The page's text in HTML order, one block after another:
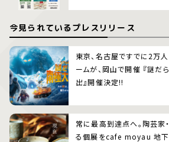
今見られているプレスリリース
東京、名古屋ですでに2万
ームが、岡山で開催 『謎
出』開催決定!!
常に最高到達点へ。陶芸家
る個展をcafe moyau 地